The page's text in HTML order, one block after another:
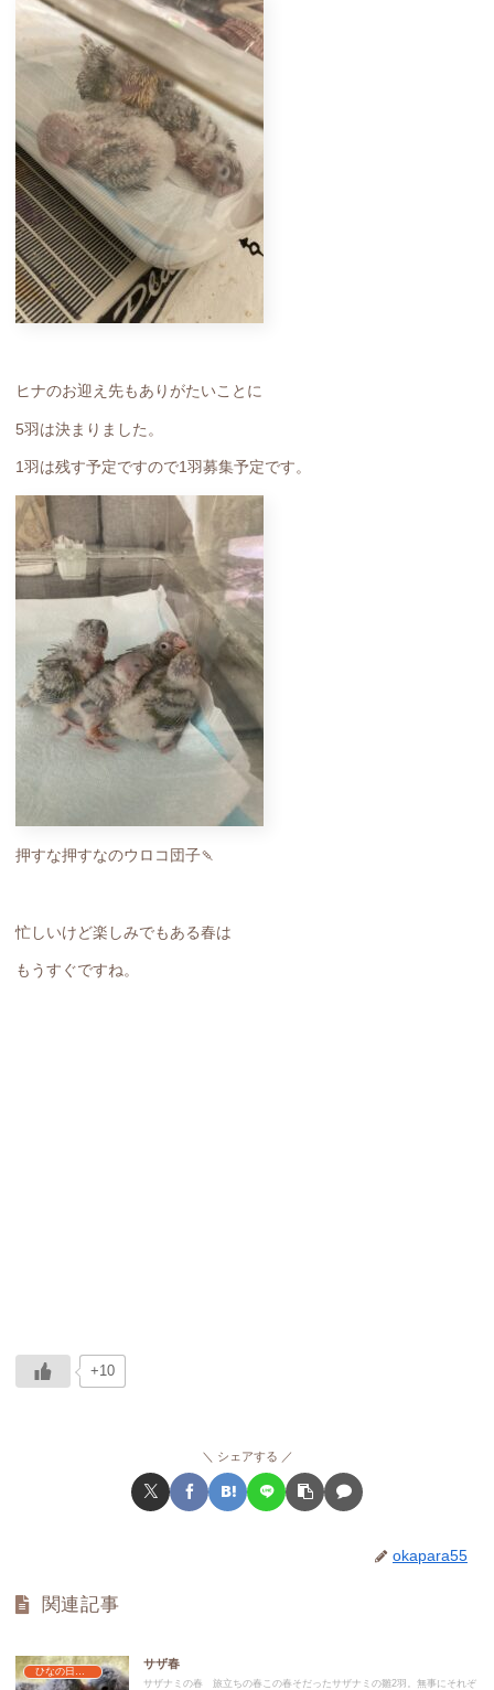
ヒナのお迎え先もありがたいことに
5羽は決まりました。
1羽は残す予定ですので1羽募集予定です。
押すな押すなのウロコ団子🍡
忙しいけど楽しみでもある春は
もうすぐですね。
+10
シェアする
okapara55
関連記事
サザ春
サザナミの春 旅立ちの春この春そだったサザナミの雛2羽。無事にそれぞ